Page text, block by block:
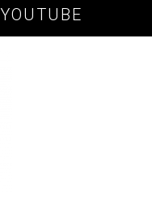
YOUTUBE